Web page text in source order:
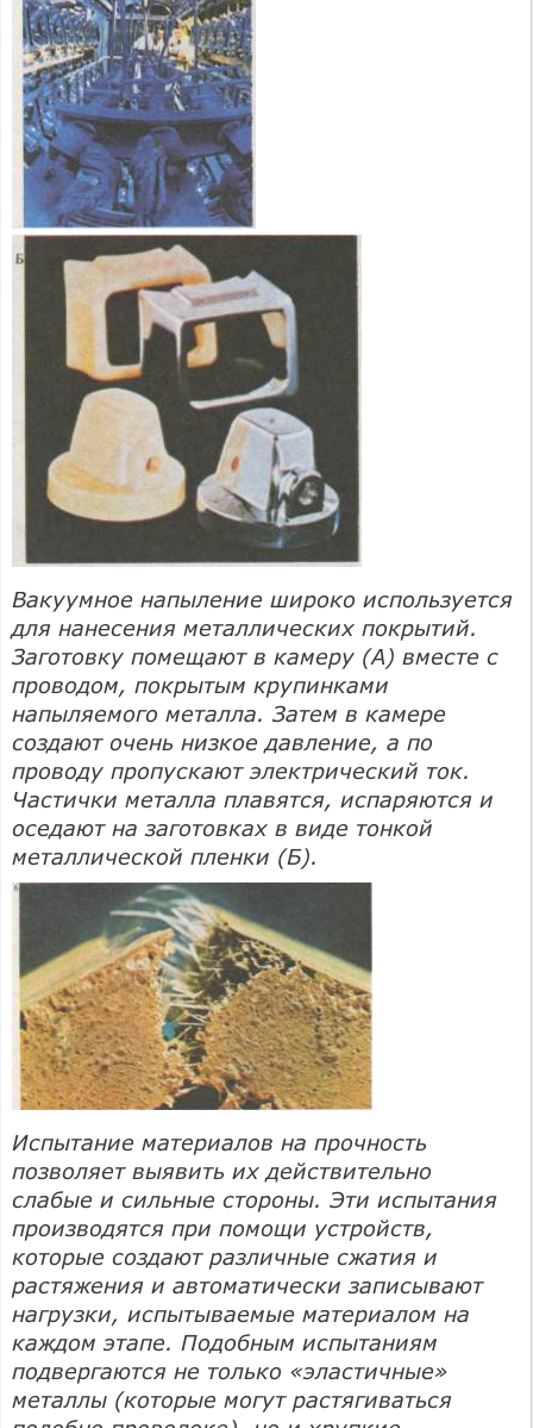
Вакуумное напыление широко используется
для нанесения металлических покрытий.
Заготовку помещают в камеру (А) вместе с
проводом, покрытым крупинками
напыляемого металла. Затем в камере
создают очень низкое давление, а по
проводу пропускают электрический ток.
Частички металла плавятся, испаряются и
оседают на заготовках в виде тонкой
металлической пленки (Б).
Испытание материалов на прочность
позволяет выявить их действительно
слабые и сильные стороны. Эти испытания
производятся при помощи устройств,
которые создают различные сжатия и
растяжения и автоматически записывают
нагрузки, испытываемые материалом на
каждом этапе. Подобным испытаниям
подвергаются не только «эластичные»
металлы (которые могут растягиваться